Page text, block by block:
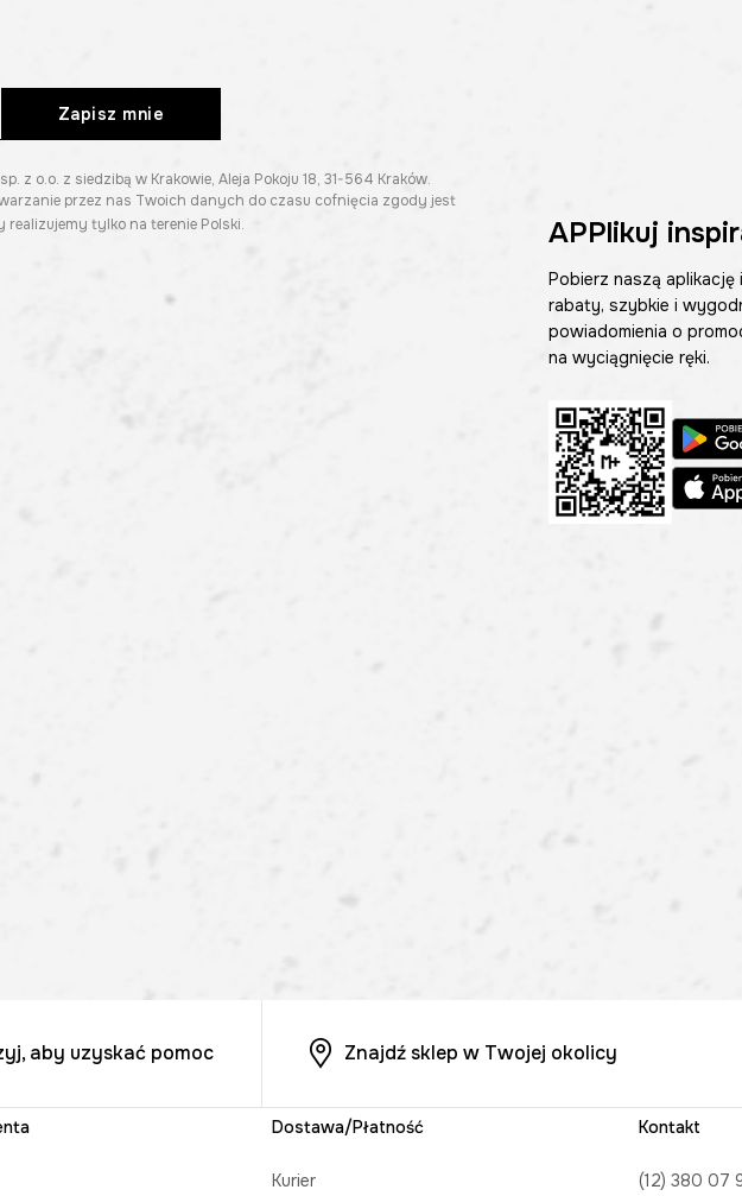
Zapisz mnie
o.o. z siedzibą w Krakowie, Aleja Pokoju 18, 31-564 Kraków.
przez nas Twoich danych do czasu cofnięcia zgody jest
realizujemy tylko na terenie Polski. APPlikuj
Pobierz naszą
rabaty, szybkie i
powiadomienia o
na wyciągnięcie ręki.
aby uzyskać pomoc Znajdź sklep w Twojej okolicy
Dostawa/Płatność
Kurier
Kontakt
(12) 380 07